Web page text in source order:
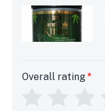
Overall rating*